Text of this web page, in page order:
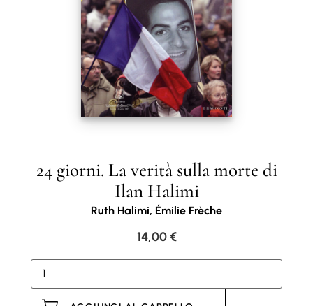
24 giorni. La verità sulla morte di
Ilan Halimi
Ruth Halimi, Émilie Frèche
14,00€